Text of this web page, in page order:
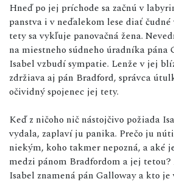
Hneď po jej príchode sa začnú v
panstva i v neďalekom lese diať
tety sa vykľuje panovačná žena.
na miestneho súdneho úradníka pána
Isabel vzbudí sympatie. Lenže v jej
zdržiava aj pán Bradford, správca
očividný spojenec jej tety.
Keď z ničoho nič nástojčivo požiada
vydala, zaplaví ju panika. Prečo ju
niekým, koho takmer nepozná, a aké
medzi pánom Bradfordom a jej tetou?
Isabel znamená pán Galloway a kto je